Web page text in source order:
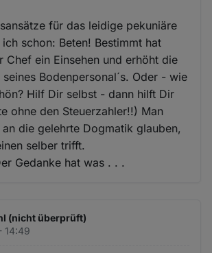
für das leidige pekuniäre
schon: Beten! Bestimmt hat
Chef ein Einsehen und erhöht die
Bodenpersonal´s. Oder - wie
Hilf Dir selbst - dann hilft Dir
ohne den Steuerzahler!!) Man
die gelehrte Dogmatik glauben,
selber trifft.
Gedanke hat was . . .
(nicht überprüft)
14:49